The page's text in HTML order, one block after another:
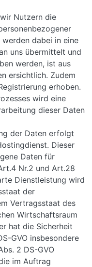
Nutzern die
dabei in eine
uns übermittelt und
werden, ist aus
ersichtlich. Zudem
erhoben.
wird eine
dieser Daten
der Daten erfolgt
Dieser
Daten für
Nr.2 und Art.28
Dienstleistung wird
der
Vertragsstaat des
Wirtschaftsraum
hat die Sicherheit
GVO insbesondere
2 DS-GVO
im Auftrag